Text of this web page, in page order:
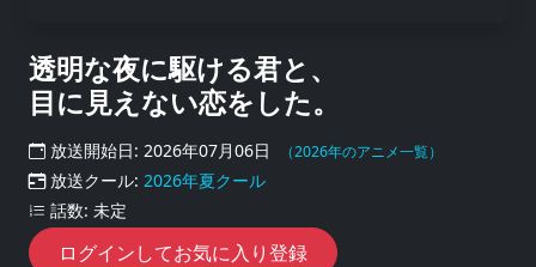
透明な夜に駆ける君と、
目に見えない恋をした。
放送開始日: 2026年07月06日 （2026年のアニメ一覧）
放送クール: 2026年夏クール
話数: 未定
ログインしてお気に入り登録